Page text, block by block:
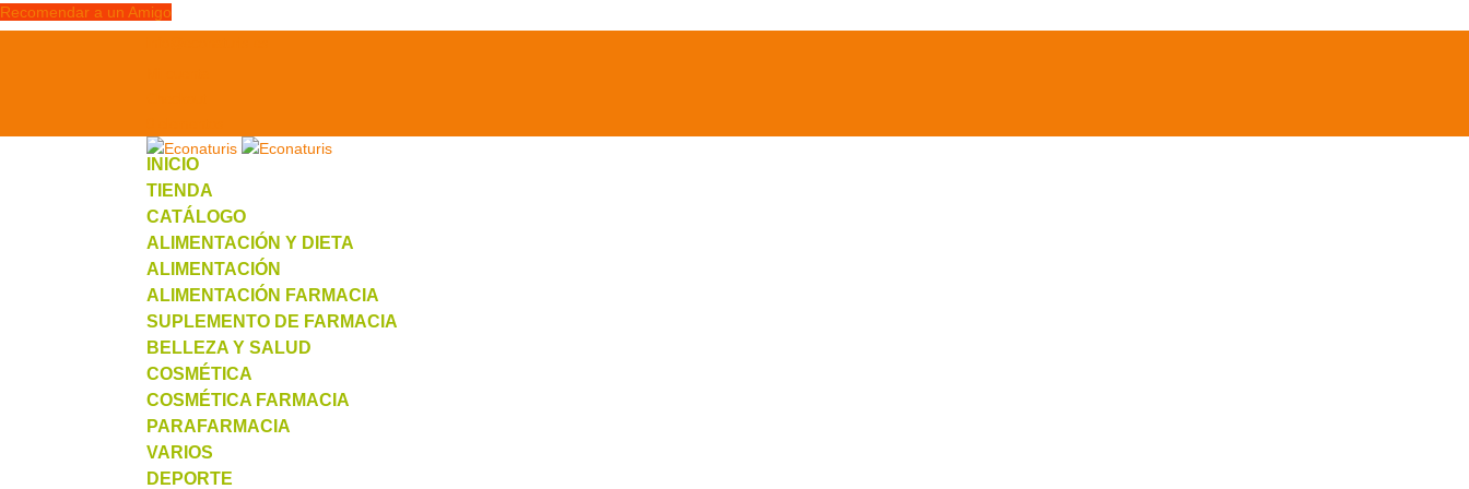
Recomendar a un Amigo
INICIO
TIENDA
CATÁLOGO
ALIMENTACIÓN Y DIETA
ALIMENTACIÓN
ALIMENTACIÓN FARMACIA
SUPLEMENTO DE FARMACIA
BELLEZA Y SALUD
COSMÉTICA
COSMÉTICA FARMACIA
PARAFARMACIA
VARIOS
DEPORTE